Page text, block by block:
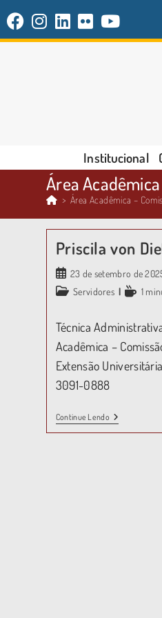
Institucional
Área
> Área Acadêmica –
Priscila von
23 de setembro de
Servidores
1
Técnica
Acadêmica –
Extensão Universitária
3091-0888
Continue Lendo